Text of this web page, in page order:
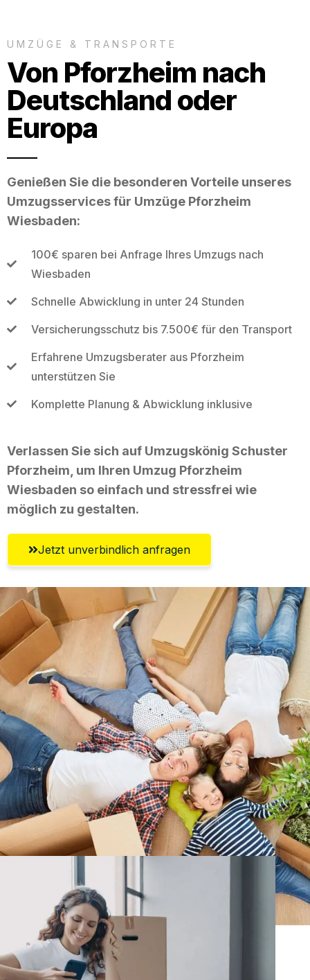
UMZÜGE & TRANSPORTE
Von Pforzheim nach
Deutschland oder
Europa
Genießen Sie die besonderen Vorteile unseres
Umzugsservices für Umzüge Pforzheim
Wiesbaden:
100€ sparen bei Anfrage Ihres Umzugs nach
Wiesbaden
Schnelle Abwicklung in unter 24 Stunden
Versicherungsschutz bis 7.500€ für den Transport
Erfahrene Umzugsberater aus Pforzheim
unterstützen Sie
Komplette Planung & Abwicklung inklusive
Verlassen Sie sich auf Umzugskönig Schuster
Pforzheim, um Ihren Umzug Pforzheim
Wiesbaden so einfach und stressfrei wie
möglich zu gestalten.
Jetzt unverbindlich anfragen